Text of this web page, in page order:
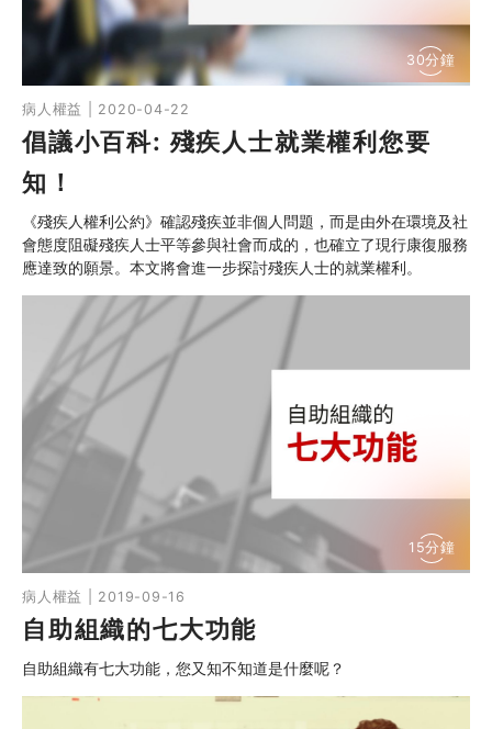
病人權益 | 2020-04-22
30分鐘
倡議小百科: 殘疾人士就業權利您要
知！
《殘疾人權利公約》確認殘疾並非個人問題，而是由外在環境及社
會態度阻礙殘疾人士平等參與社會而成的，也確立了現行康復服務
應達致的願景。本文將會進一步探討殘疾人士的就業權利。
病人權益 | 2019-09-16
15分鐘
自助組織的七大功能
自助組織有七大功能，您又知不知道是什麼呢？